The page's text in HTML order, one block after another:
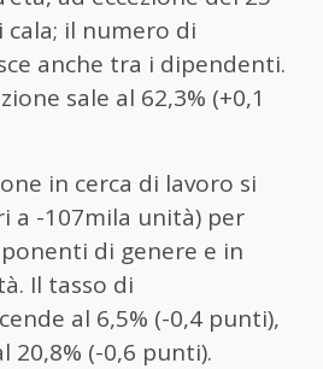
il numero di
anche tra i dipendenti.
sale al 62,3% (+0,1
in cerca di lavoro si
a -107mila unità) per
di genere e in
Il tasso di
al 6,5% (-0,4 punti),
20,8% (-0,6 punti).